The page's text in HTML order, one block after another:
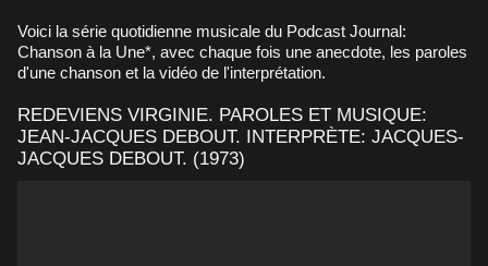
Voici la série quotidienne musicale du Podcast Journal:
Chanson à la Une*, avec chaque fois une anecdote, les paroles
d'une chanson et la vidéo de l'interprétation.
REDEVIENS VIRGINIE. PAROLES ET MUSIQUE:
JEAN-JACQUES DEBOUT. INTERPRÈTE: JACQUES-
JACQUES DEBOUT. (1973)